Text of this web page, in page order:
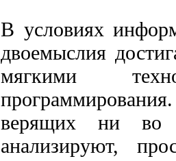
В условиях
двоемыслия
мягкими
верящих ни во
анализируют,